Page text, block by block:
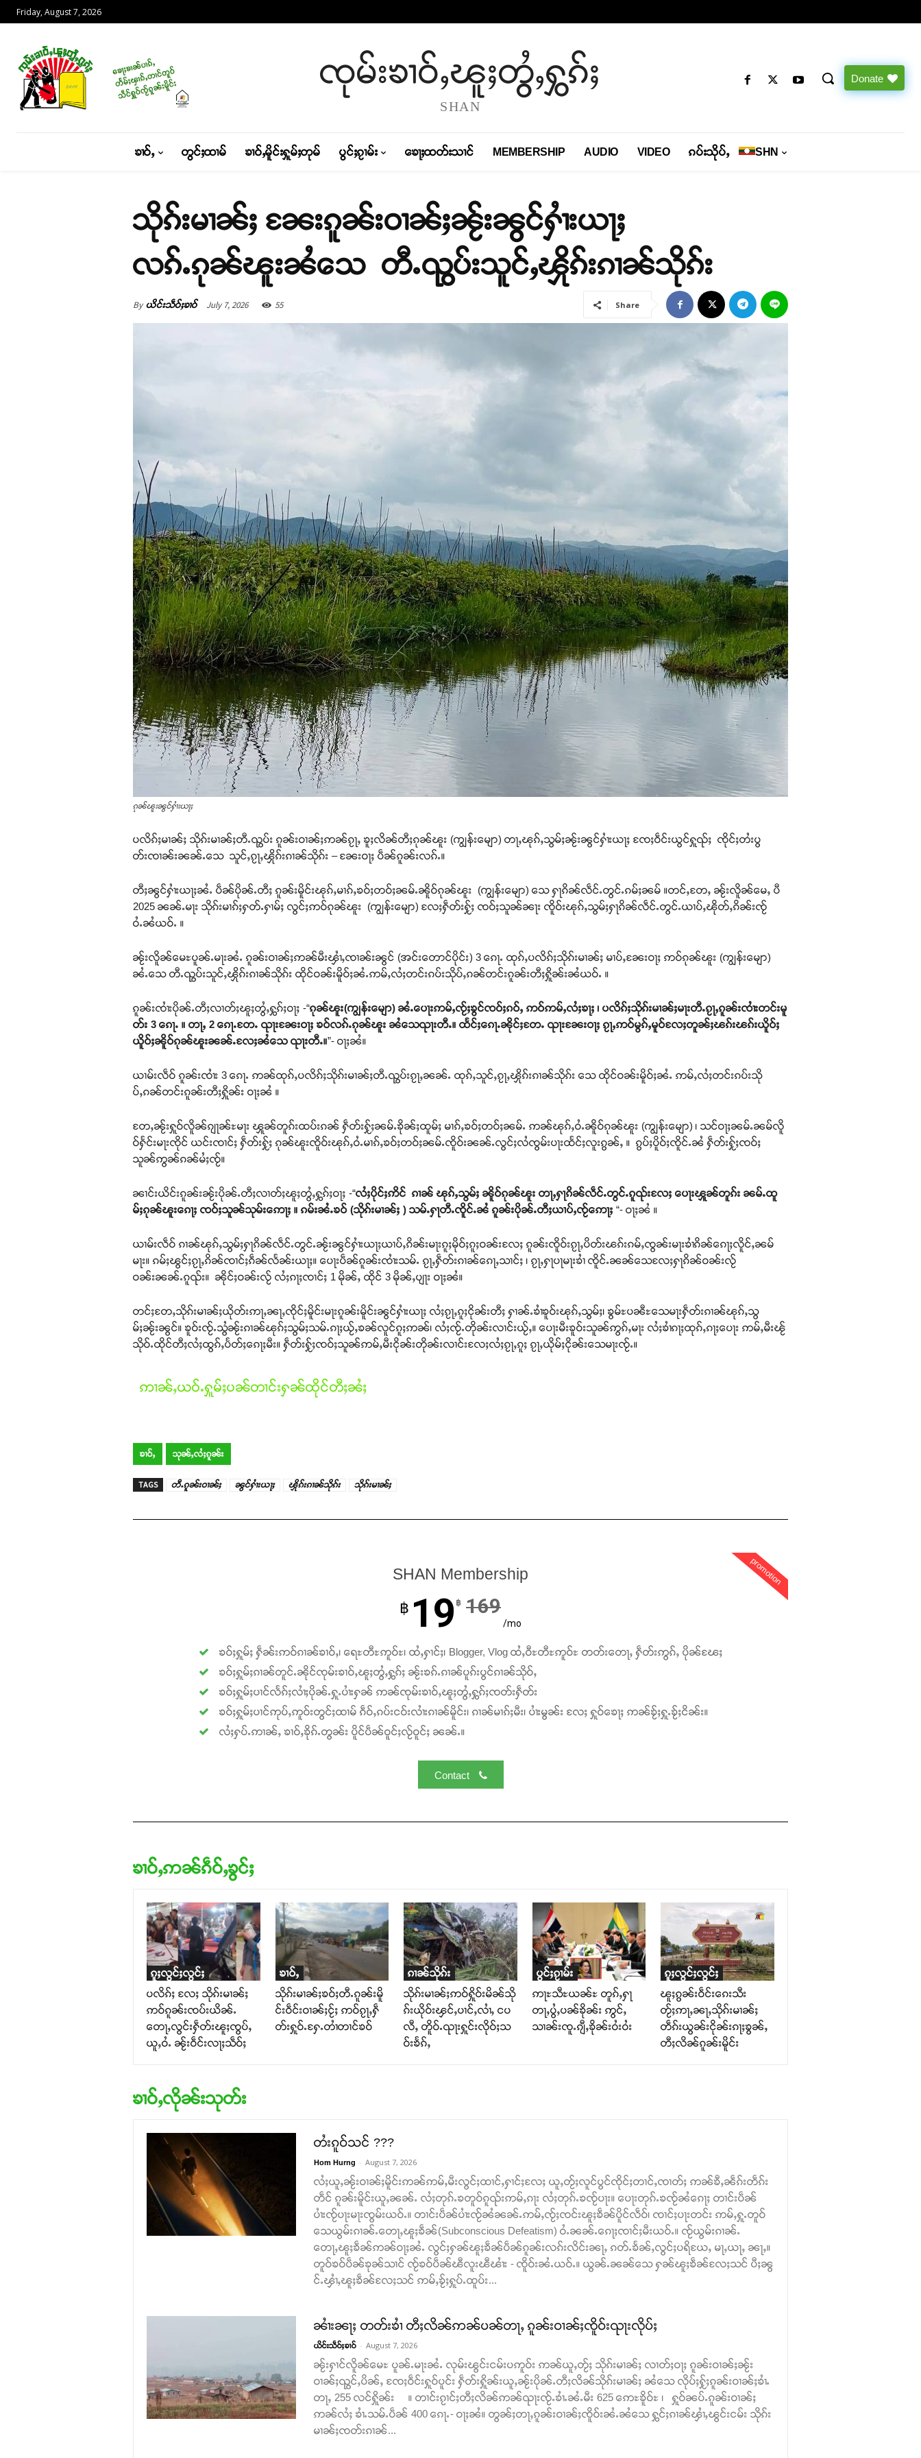
Friday, August 7, 2026
ၸုမ်းၶၢဝ်ႇၽူႈတွႆႇႁွၵ်ႈ
SHAN
Donate
ၶၢဝ်ႇ တွင်ႈထၢမ် ၶၢဝ်ႇမိူင်းႁူမ်ႈတုမ် ပွင်ႈၵႂၢမ်း ၶေႃႈထတ်းသၢင် MEMBERSHIP AUDIO VIDEO ၵပ်းသိုပ်ႇ SHN
သိုၵ်းမၢၼ်ႈ ၼႄးၵူၼ်းဝၢၼ်ႈၼႂ်းၼွင်ႁၢႆးယႃႈ
လၵ်ႉၵုၼ်ၽူးၼႆသေ တီႉၺွပ်းသူင်ႇၾိုၵ်းၵၢၼ်သိုၵ်း
By ယိင်းသဵဝ်ႈၶၢဝ် July 7, 2026 55 Share
ၵုၼ်ၽူးၼွင်ႁၢႆးယႃႈ
ပလိၵ်ႈမၢၼ်ႈ သိုၵ်းမၢၼ်ႈတီႉၺွပ်း ၵူၼ်းဝၢၼ်ႈဢၼ်ၵႂႃႇ ၶူႈလိၼ်တီႈၵုၼ်ၽူး (ကျွန်းမျော) တႃႇၽုၵ်ႇသွမ်ႈၼႂ်းၼွင်ႁၢႆးယႃႈ ၸႄႈဝဵင်းယွင်ႁူၺ်ႈ ၸိုင်ႈတႆးပွ
တ်းၸၢၼ်းၼၼ်ႉသေ သူင်ႇၵႂႃႇၾိုၵ်းၵၢၼ်သိုၵ်း – ၼႄးဝႃႈ ပဵၼ်ၵူၼ်းလၵ်ႉ။
တီႈၼွင်ႁၢႆးယႃႈၼႆႉ ပဵၼ်ပိုၼ်ႉတီႈ ၵူၼ်းမိူင်းၽုၵ်ႇမၢၵ်ႇၶဝ်ႈတဝ်ႈၼမ်ႉၼိူဝ်ၵုၼ်ၽူး (ကျွန်းမျော) သေ ႁႃၵိၼ်လဵင်ႉတွင်ႉၵမ်ႈၼမ် ။တင်ႇတႄႇ ၼႂ်းလိူၼ်မေႇ ပီ
2025 ၼၼ်ႉမႃး သိုၵ်းမၢၵ်ႈႁတ်ႉႁၢမ်ႈ လွင်ႈဢဝ်ၵုၼ်ၽူး (ကျွန်းမျော) လႄႈႁဵတ်းႁႂ်ႈ ၸဝ်ႈသူၼ်ၼႃး ၸိူဝ်းၽုၵ်ႇသွမ်ႈႁႃၵိၼ်လဵင်ႉတွင်ႉယၢပ်ႇၽိုတ်ႇၵိၼ်းၸႂ်
ဝႆႉၼႆယဝ်ႉ ။
ၼႂ်းလိူၼ်မေႊပူၼ်ႉမႃးၼႆႉ ၵူၼ်းဝၢၼ်ႈဢၼ်မီးၾၢႆႇၸၢၼ်းၼွင် (အင်းတောင်ပိုင်း) 3 ၵေႃႉ ထုၵ်ႇပလိၵ်ႈသိုၵ်းမၢၼ်ႈ မၢပ်ႇၼႄးဝႃႈ ဢဝ်ၵုၼ်ၽူး (ကျွန်းမျော)
ၼႆႉသေ တီႉၺွပ်းသူင်ႇၾိုၵ်းၵၢၼ်သိုၵ်း ထိုင်ဝၼ်းမိူဝ်ႈၼႆႉဢမ်ႇလႆႈတင်းၵပ်းသိုပ်ႇၵၼ်တင်းၵူၼ်းတီႈႁိူၼ်းၼႆယဝ်ႉ ။
ၵူၼ်းၸၢႆးပိုၼ်ႉတီႈလၢတ်ႈၽူႈတွႆႇႁွၵ်ႈဝႃႈ -“ၵုၼ်ၽူး(ကျွန်းမျော) ၼႆႉပေႃးဢမ်ႇၸႂ်ႈၶွင်ၸဝ်ႈၵဝ်ႇ ဢဝ်ဢမ်ႇလႆႈၶႃႈ ၊ ပလိၵ်ႈသိုၵ်းမၢၼ်ႈမႃးတီႉၵႂႃႇၵူၼ်းၸၢႆးတင်းမူ
တ်း 3 ၵေႃႉ ။ တႃႇ 2 ၵေႃႉတႄႉ ၺႃးၼႄးဝႃႈ ၶဝ်လၵ်ႉၵုၼ်ၽူး ၼႆသေၺႃးတီႉ။ ထႅင်ႈၵေႃႉၼိုင်ႈတႄႉ ၺႃးၼႄးဝႃႈ ၵႂႃႇဢဝ်မွၵ်ႇမူဝ်လႄႈတူၼ်ႈၽၵ်းၽၵ်းယိူဝ်ႈ
ယိူဝ်ႈၼိူဝ်ၵုၼ်ၽူးၼၼ်ႉလႄႈၼႆသေ ၺႃးတီႉ။”- ဝႃႈၼႆ။
ယၢမ်းလဵဝ် ၵူၼ်းၸၢႆး 3 ၵေႃႉ ဢၼ်ထုၵ်ႇပလိၵ်ႈသိုၵ်းမၢၼ်ႈတီႉၺွပ်းၵႂႃႇၼၼ်ႉ ထုၵ်ႇသူင်ႇၵႂႃႇၾိုၵ်းၵၢၼ်သိုၵ်း သေ ထိုင်ဝၼ်းမိူဝ်ႈၼႆႉ ဢမ်ႇလႆႈတင်းၵပ်းသို
ပ်ႇၵၼ်တင်းၵူၼ်းတီႈႁိူၼ်း ဝႃႈၼႆ ။
တႄႇၼႂ်းႁူဝ်လိူၼ်ၵျႃၼ်ႊမႃး ၾူၼ်တူၵ်းထပ်းၵၼ် ႁဵတ်းႁႂ်ႈၼမ်ႉၶိုၼ်ႈထူမ်ႈ မၢၵ်ႇၶဝ်ႈတဝ်ႈၼမ်ႉ ဢၼ်ၽုၵ်ႇဝႆႉၼိူဝ်ၵုၼ်ၽူး (ကျွန်းမျော) ၊ သင်ဝႃႈၼမ်ႉၼမ်လိူ
ဝ်ႁႅင်းမႃးၸိုင် ယင်းၸၢင်ႈ ႁဵတ်းႁႂ်ႈ ၵုၼ်ၽူးၸိူဝ်းၽုၵ်ႇဝႆႉမၢၵ်ႇၶဝ်ႈတဝ်ႈၼမ်ႉၸိူဝ်းၼၼ်ႉလွင်ႈလႆၸွမ်းပႃးထႅင်ႈလူးၵွၼ်ႇ ။ ၵွပ်ႈပိူဝ်ႈၸိူင်ႉၼႆ ႁဵတ်းႁႂ်ႈၸဝ်ႈ
သူၼ်ဢွၼ်ၵၼ်မႆႈၸႂ်။
ၼၢင်းယိင်းၵူၼ်းၼႂ်းပိုၼ်ႉတီႈလၢတ်ႈၽူႈတွႆႇႁွၵ်ႈဝႃႈ -“လႆႈပိုင်ႈဢိင် ၵၢၼ် ၽုၵ်ႇသွမ်ႈ ၼိူဝ်ၵုၼ်ၽူး တႃႇႁႃၵိၼ်လဵင်ႉတွင်ႉၵူၺ်းလႄႈ ပေႃးၾူၼ်တူၵ်း ၼမ်ႉထူ
မ်ႈၵုၼ်ၽူးၵေႃႈ ၸဝ်ႈသူၼ်သုမ်းဢေႃႈ ။ ၵမ်းၼႆႉၶဝ် (သိုၵ်းမၢၼ်ႈ ) သမ်ႉႁႃတီႉၸိူင်ႉၼႆ ၵူၼ်းပိုၼ်ႉတီႈယၢပ်ႇၸႂ်ဢေႃႈ “- ဝႃႈၼႆ ။
ယၢမ်းလဵဝ် ၵၢၼ်ၽုၵ်ႇသွမ်ႈႁႃၵိၼ်လဵင်ႉတွင်ႉၼႂ်းၼွင်ႁၢႆးယႃႈယၢပ်ႇၵိၼ်းမႃးၵူႈမိုဝ်ႈၵူႈဝၼ်းလႄႈ ၵူၼ်းၸိူဝ်းၵႂႃႇပိတ်းၽၵ်းၵမ်ႇၸွၼ်းမႃးၶၢႆၵိၼ်ၵေႃႈလိူင်ႇၼမ်
မႃး။ ၵမ်ႈၽွင်ႈၵႂႃႇၵိၼ်ၸၢင်ႈၵဵၼ်လႅၼ်းယႃႈ။ ပေႃးပဵၼ်ၵူၼ်းၸၢႆးသမ်ႉ ၵႂႃႇႁဵတ်းၵၢၼ်ၵေႃႇသၢင်ႈ ၊ ၵႂႃႇႁႃပႃမႃးၶၢႆ ၸိူင်ႉၼၼ်သေလႄႈႁႃၵိၼ်ဝၼ်းလႂ်
ဝၼ်းၼၼ်ႉၵူၺ်း။ ၼိုင်ႈဝၼ်းလႂ် လႆႈၵႃႈၸၢင်ႈ 1 မိုၼ်ႇ ထိုင် 3 မိုၼ်ႇပျႃး ဝႃႈၼႆ။
တင်ႈတႄႇသိုၵ်းမၢၼ်ႈယိုတ်းဢႃႇၼႃႇၸိုင်ႈမိူင်းမႃးၵူၼ်းမိူင်းၼွင်ႁၢႆးယႃႈ လႆႈၵႂႃႇၵူႈငိုၼ်းတီႈ ႁၢၼ်ႉၶၢႆၶူဝ်းၽုၵ်ႇသွမ်ႈ၊ ၶွမ်ႊပၼီႊသေမႃးႁဵတ်းၵၢၼ်ၽုၵ်ႇသွ
မ်ႈၼႂ်းၼွင်။ ၶူဝ်းၸႂ်ႉသွႆၼႂ်းၵၢၼ်ၽုၵ်ႈသွမ်ႈသမ်ႉၵႃႈယႂ်ႇၶၼ်လူင်ၵူႈဢၼ်၊ လႆႈၸႂ်ႉတိုၼ်းလၢင်းယႂ်ႇ။ ပေႃးမီးၶူဝ်းသူၼ်ဢွၵ်ႇမႃး လႆႈၶၢႆၵႃႈထုၵ်ႇၵႃႈပေႃး ဢမ်ႇမီးၽႂ်
သိုဝ်ႉထိုင်တီႈလႆႈထွၵ်ႇပႅတ်ႈၵေႃႈမီး။ ႁဵတ်းႁႂ်ႈၸဝ်ႈသူၼ်ဢမ်ႇမီးငိုၼ်းတိုၼ်းလၢင်းလႄႈလႆႈၵႂႃႇၵူႈ ၵႂႃႇယိုမ်ႈငိုၼ်းသေမႃးၸႂ်ႉ။
ဢၢၼ်ႇယဝ်ႉႁူမ်ႈပၼ်တၢင်းႁၼ်ထိုင်တီႈၼႆႈ
ၶၢဝ်ႇ သုၼ်ႇလႆႈၵူၼ်း
TAGS တီႉၵူၼ်းဝၢၼ်ႈ ၼွင်ႁၢႆးယႃႈ ၾိုၵ်းၵၢၼ်သိုၵ်း သိုၵ်းမၢၼ်ႈ
promotion
SHAN Membership
฿ 19 ฿ 169
/mo
ၶဝ်ႈႁူမ်ႈ ႁဵၼ်းဢဝ်ၵၢၼ်ၶၢဝ်ႇ၊ ရေႊတီႊဢူဝ်ႊ၊ ထႆႇႁၢင်ႈ၊ Blogger, Vlog ထႆႇဝီႊတီႊဢူဝ်ႊ တတ်းတေႃႇ ႁဵတ်းဢွၵ်ႇ ပိုၼ်ၽႄႈ
ၶဝ်ႈႁူမ်ႈၵၢၼ်တူင်ႉၼိုင်ၸုမ်းၶၢဝ်ႇၽူႈတွႆႇႁွၵ်ႈ ၼႂ်းၶၵ်ႉၵၢၼ်ပူၵ်းပွင်ၵၢၼ်သိုဝ်ႇ
ၶဝ်ႈႁူမ်ႈပၢင်လႅၵ်ႈလၢႆႈပိုၼ်ႉႁူႉပၢႆးႁၼ် ဢၼ်ၸုမ်းၶၢဝ်ႇၽူႈတွႆႇႁွၵ်ႈၸတ်းႁဵတ်း
ၶဝ်ႈႁူမ်ႈပၢင်ဢုပ်ႇဢူဝ်းတွင်ႈထၢမ် ၵဵဝ်ႇၵပ်းငဝ်းလၢႆးၵၢၼ်မိူင်း၊ ၵၢၼ်မၢၵ်ႈမီး၊ ပၢႆးမွၼ်း လႄႈ ႁူဝ်ၶေႃႈ ဢၼ်ၶႂ်ႈႁူႉၶႂ်ႈငိၼ်း။
လႆႈႁပ်ႉဢၢၼ်ႇ ၶၢဝ်ႇၶိုၵ်ႉတွၼ်း ပိူင်ပဵၼ်ဝူင်ႈလႂ်ဝူင်ႈ ၼၼ်ႉ။
Contact
ၶၢဝ်ႇဢၼ်ၵဵဝ်ႇၶွင်ႈ
ၵူႈလွင်ႈလွင်ႈ
ပလိၵ်ႈ လႄႈ သိုၵ်းမၢၼ်ႈ
ဢဝ်ၵူၼ်းၸပ်းယိၼ်ႉ
တေႃႇလွင်းႁဵတ်းၽူႈၸွပ်ႇ
ယူႇဝႆႉ ၼႂ်းဝဵင်းလႃႈသဵဝ်ႈ
ၶၢဝ်ႇ
သိုၵ်းမၢၼ်ႈၶဝ်ႈတီႉၵူၼ်းမိူ
င်းဝဵင်းဝၢၼ်ႈငႂ်ႈ ဢဝ်ၵႂႃႇႁဵ
တ်းႁူဝ်ႉႁႄႉတၢႆတၢင်ၶဝ်
ၵၢၼ်သိုၵ်း
သိုၵ်းမၢၼ်ႈဢဝ်ႁိူဝ်းမိၼ်သို
ၵ်းယိုဝ်းၾင်ႇပၢင်ႇလၢႆႇ ငပ
လီႇ တိူဝ်ႉၺႃးႁူင်းလိုဝ်ႈသ
ဝ်းၶႅၵ်ႇ
ပွင်ႈၵႂၢမ်း
ဢႃႊသီႊယၼ်ႊ တူၵ်ႇႁႃ
တႃႇပွႆႇပၼ်ၶိုၼ်း ဢွင်ႇ
သၢၼ်းၸူႉၵျီႇၶိုၼ်းဝႆးဝႆး
ၵူႈလွင်ႈလွင်ႈ
ၽူႈၵွၼ်းဝဵင်းၵေးသီး
တႂ်ႈဢႃႇၼႃႇသိုၵ်းမၢၼ်ႈ
တဵၵ်းယွၼ်းငိုၼ်းၵႃႈၶွၼ်ႇ
တီႈလိၼ်ၵူၼ်းမိူင်း
ၶၢဝ်ႇလိုၼ်းသုတ်း
တႆးၵူဝ်သင် ???
Hom Hurng - August 7, 2026
လႆႈယူႇၼႂ်းဝၢၼ်ႈမိူင်းဢၼ်ဢမ်ႇမီးလွင်ႈထၢင်ႇႁၢင်ႈလႄႈ ယူႇတႂ်ႈလူင်ပွင်ၸိုင်ႈတၢင်ႇၸၢတ်ႈ ဢၼ်ၶီႇၼဵၵ်းတဵၵ်း
တဵင် ၵူၼ်းမိူင်းယူႇၼၼ်ႉ လႆႈတုၵ်ႉၶတူဝ်ၵူၺ်းဢမ်ႇၵႃး လႆႈတုၵ်ႉၶၸႂ်ပႃး။ ပေႃးတုၵ်ႉၶၸႂ်ၼႆၵေႃႈ တၢင်းပဵၼ်
ပၢႆးၸႂ်ပႃးမႃးၸွမ်းယဝ်ႉ။ တၢင်းပဵၼ်ပၢႆးၸႂ်ၼႆၼၼ်ႉဢမ်ႇၸႂ်ႈၸင်းၽူႈၶဵၼ်ပိူင်လဵဝ်၊ ၸၢင်ႈပႃးတင်း ဢမ်ႇႁူႉတူဝ်
သေယွမ်းၵၢၼ်ႉတေႃႇၽူႈၶဵၼ်(Subconscious Defeatism) ဝႆႉၼၼ်ႉၵေႃႈၸၢင်ႈမီးယဝ်ႉ။ ၸႂ်ယွမ်းၵၢၼ်ႉ
တေႃႇၽူႈၶဵၼ်ဢၼ်ဝႃႈၼႆႉ လွင်ႈႁၼ်ၽူႈၶဵၼ်ပဵၼ်ၵူၼ်းလၵ်းလိင်းၼႃႇ ၵတ်ႉၶႅၼ်ႇလွင်ႈပရိယႄႇ မႃႇယႃႇ ၼႃႇ။
တူဝ်ၶဝ်ပဵၼ်ၶုၼ်သၢင် ၸႂ်ၶဝ်ပဵၼ်ၽီလူးၽီၽၢႆး - ၸိူဝ်းၼႆႉယဝ်ႉ။ ယွၼ်ႉၼၼ်သေ ႁၼ်ၽူႈၶဵၼ်လႄႈသင် ပီႈၼွ
င်ႉၾၢႆႇၽူႈၶဵၼ်လႄႈသင် ဢမ်ႇၶႂ်ႈႁူပ်ႉထူပ်း...
ၼၢႆးၼႃႈ တတ်းၶၢႆ တီႈလိၼ်ဢၼ်ပၼ်တႃႇ ၵူၼ်းဝၢၼ်ႈၸိူဝ်းၺႃးလိုပ်ႈ
ယိင်းသဵဝ်ႈၶၢဝ် - August 7, 2026
ၼႂ်းႁၢင်လိူၼ်မေႊ ပူၼ်ႉမႃးၼႆႉ လုမ်းၽွင်းငမ်းပဢူဝ်း ဢၼ်ယူႇတႂ်ႈ သိုၵ်းမၢၼ်ႈ လၢတ်ႈဝႃႈ ၵူၼ်းဝၢၼ်ႈၼႂ်း
ဝၢၼ်ႈၺွင်ႇပိၼ်ႇ ၸႄႈဝဵင်းႁူဝ်ပူင်း ႁဵတ်းႁိူၼ်းယူႇၼႂ်းပိုၼ်ႉတီႈလိၼ်သိုၵ်းမၢၼ်ႈ ၼႆသေ လိုပ်ႈႁႂ်ႈၵူၼ်းဝၢၼ်ႈၶၢႆႉ
တႃႇ 255 လင်ႁိူၼ်း ။ တၢင်းၵႂၢင်ႈတီႈလိၼ်ဢၼ်ၺႃးၸႂ်ႉၶၢႆႉၼႆႉမီး 625 ဢေႊၶိူဝ်ႊ ၊ ႁူဝ်ၼပ်ႉၵူၼ်းဝၢၼ်ႈ
ဢၼ်လႆႈ ၶၢႆႉသမ်ႉပဵၼ် 400 ၵေႃႉ- ဝႃႈၼႆ။ တွၼ်ႈတႃႇၵူၼ်းဝၢၼ်ႈၸိူဝ်းၼႆႉၼႆသေ ႁွင်ႈၵၢၼ်ၾၢႆႇၽွင်းငမ်း သိုၵ်း
မၢၼ်ႈၸတ်းၵၢၼ်...